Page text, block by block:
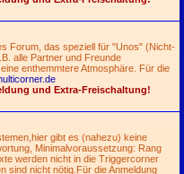
Forum, das speziell für "Unos" (Nicht-
alle Partner und Freunde
enthemmtere Atmosphäre. Für die
und Extra-Freischaltung!
gibt es (nahezu) keine
Minimalvoraussetzung: Rang
werden nicht in die Triggercorner
sind nicht nötig.Für die Anmeldung